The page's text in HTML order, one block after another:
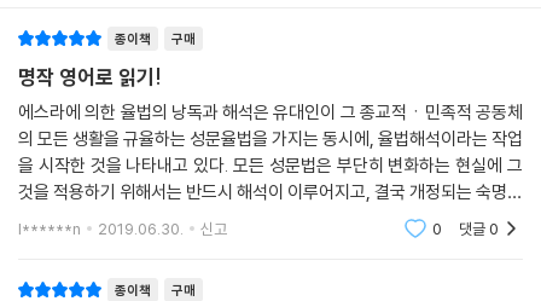
종이책 구매
명작 영어로 읽기!
에스라에 의한 율법의 낭독과 해석은 유대인이 그 종교적ㆍ민족적 공동체
의 모든 생활을 규율하는 성문율법을 가지는 동시에, 율법해석이라는 작업
을 시작한 것을 나타내고 있다. 모든 성문법은 부단히 변화하는 현실에 그
것을 적용하기 위해서는 반드시 해석이 이루어지고, 결국 개정되는 숙명을
지니고 있다. 그러나 유대인은 절대적으로 변경 불가능한 신성한 문서로서
l******n 2019.06.30. 신고 0 댓글0
종이책 구매